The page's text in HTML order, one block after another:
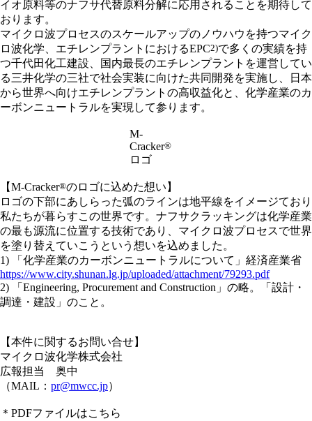
イオ原料等のナフサ代替原料分解に応用されることを期待して
おります。
マイクロ波プロセスのスケールアップのノウハウを持つマイク
ロ波化学、エチレンプラントにおけるEPC2)で多くの実績を持
つ千代田化工建設、国内最長のエチレンプラントを運営してい
る三井化学の三社で社会実装に向けた共同開発を実施し、日本
から世界へ向けエチレンプラントの高収益化と、化学産業のカ
ーボンニュートラルを実現して参ります。
M-
Cracker®︎
ロゴ
【M-Cracker®︎のロゴに込めた想い】
ロゴの下部にあしらった弧のラインは地平線をイメージており
私たちが暮らすこの世界です。ナフサクラッキングは化学産業
の最も源流に位置する技術であり、マイクロ波プロセスで世界
を塗り替えていこうという想いを込めました。
1) 「化学産業のカーボンニュートラルについて」経済産業省
https://www.city.shunan.lg.jp/uploaded/attachment/79293.pdf
2) 「Engineering, Procurement and Construction」の略。「設計・
調達・建設」のこと。
【本件に関するお問い合せ】
マイクロ波化学株式会社
広報担当 奥中
（MAIL： pr@mwcc.jp）
＊PDFファイルはこちら